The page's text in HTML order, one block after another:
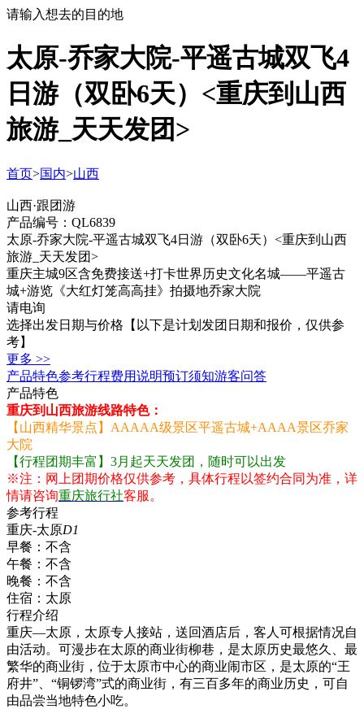
请输入想去的目的地
太原-乔家大院-平遥古城双飞4
日游（双卧6天）<重庆到山西
旅游_天天发团>
首页>国内>山西
山西·跟团游
产品编号：QL6839
太原-乔家大院-平遥古城双飞4日游（双卧6天）<重庆到山西
旅游_天天发团>
重庆主城9区含免费接送+打卡世界历史文化名城——平遥古
城+游览《大红灯笼高高挂》拍摄地乔家大院
请电询
选择出发日期与价格 【以下是计划发团日期和报价，仅供参
考】
更多 >>
产品特色参考行程费用说明预订须知游客问答
产品特色
重庆到山西旅游线路特色：
【山西精华景点】AAAAA级景区平遥古城+AAAA景区乔家
大院
【行程团期丰富】3月起天天发团，随时可以出发
※注：网上团期价格仅供参考，具体行程以签约合同为准，详
情请咨询重庆旅行社客服。
参考行程
重庆-太原D1
早餐： 不含
午餐： 不含
晚餐： 不含
住宿： 太原
行程介绍
重庆—太原，太原专人接站，送回酒店后，客人可根据情况自
由活动。可漫步在太原的商业街柳巷，是太原历史最悠久、最
繁华的商业街，位于太原市中心的商业闹市区，是太原的“王
府井”、“铜锣湾”式的商业街，有三百多年的商业历史，可自
由品尝当地特色小吃。